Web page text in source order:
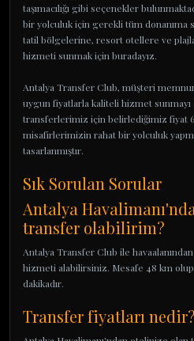
taşımacılığı gibi seçenekler
bir yolculuk için gerekli tüm donanıma
tatil bölgelerine, resort otellere ve
hizmeti sunmak için buradayız.
Antalya Transfer Club, müşteri
uygun fiyatlarla kaliteli hizmet sunmayı
transferlerimiz için belirlediğimiz fiyat
misafirlerimizin rahat bir yolculuk
tasarlanmıştır.
Sık Sorulan Sorular
Antalya
transfer olabilirim?
Antalya Transfer Club ile
hizmeti alabilirsiniz. Mesafe 48 km
dakikadır.
Transfer fiyatları nedir?